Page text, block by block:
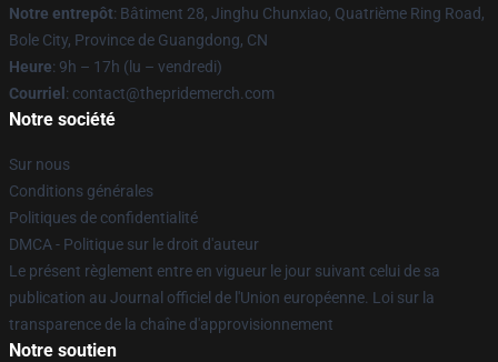
Notre entrepôt: Bâtiment 28, Jinghu Chunxiao, Quatrième Ring Road,
Bole City, Province de Guangdong, CN
Heure: 9h – 17h (lu – vendredi)
Courriel : contact@thepridemerch.com
Notre société
Sur nous
Conditions générales
Politiques de confidentialité
DMCA - Politique sur le droit d'auteur
Le présent règlement entre en vigueur le jour suivant celui de sa
publication au Journal officiel de l'Union européenne. Loi sur la
transparence de la chaîne d'approvisionnement
Notre soutien